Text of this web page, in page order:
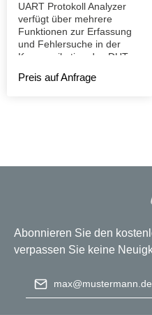
UART Protokoll Analyzer
verfügt über mehrere
Funktionen zur Erfassung
und Fehlersuche in der
Kommunikation des DUT.
Preis auf Anfrage
Abonnieren Sie den
verpassen Sie keine
E-Mail-Adresse*